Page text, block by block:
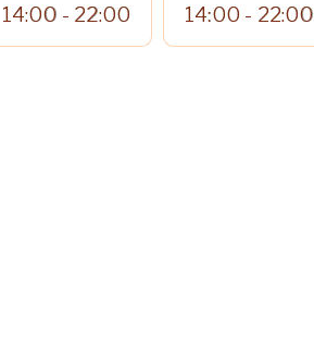
14:00 - 22:00 14:00 - 22:00